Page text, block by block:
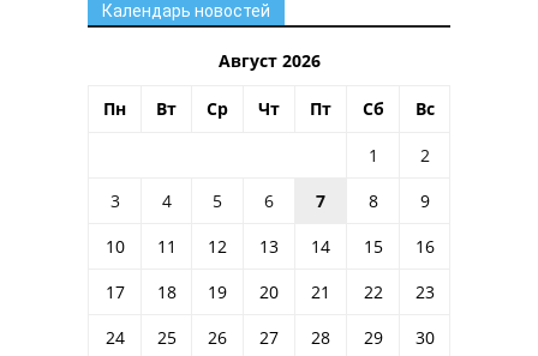
Календарь новостей
Август 2026
Пн Вт Ср Чт Пт Сб Вс
1
2
3
4 5 6 7 8
9
10
11 12 13 14 15
16
17
18 19 20 21 22
23
24
25 26 27 28 29
30